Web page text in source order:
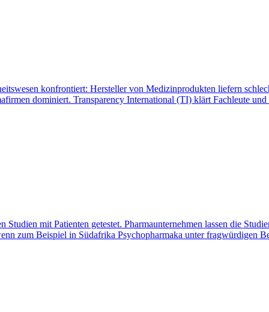
konfrontiert: Hersteller von Medizinprodukten liefern
dominiert. Transparency International (TI) klärt Fachleute
mit Patienten getestet. Pharmaunternehmen lassen die
zum Beispiel in Südafrika Psychopharmaka unter fragwürdigen